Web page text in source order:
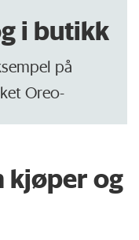
i butikk
på
Oreo-
som vi
sukker,
er
kjøper og